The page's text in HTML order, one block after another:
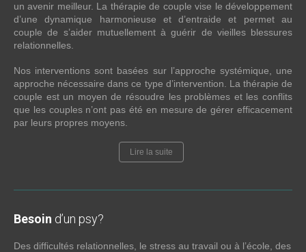
un avenir meilleur. La thérapie de couple vise le développement
d’une dynamique harmonieuse et d’entraide et permet au
couple de s’aider mutuellement à guérir de vieilles blessures
relationnelles.
Nos interventions sont basées sur l’approche systémique, une
approche nécessaire dans ce type d’intervention. La thérapie de
couple est un moyen de résoudre les problèmes et les conflits
que les couples n’ont pas été en mesure de gérer efficacement
par leurs propres moyens.
Lire la suite
Besoin d’un psy?
Des difficultés relationnelles, le stress au travail ou à l’école, des